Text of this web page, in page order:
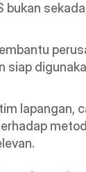
bukan
siap
lapangan,